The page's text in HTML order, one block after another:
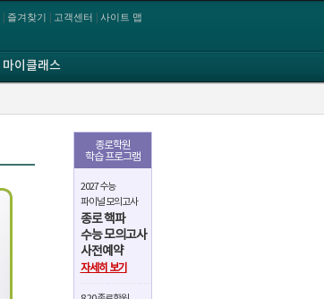
즐겨찾기 고객센터 사이트 맵
마이클래스
종로학원
학습 프로그램
2027 수능
파이널 모의고사
종로 핵파
수능 모의고사
사전예약
자세히 보기